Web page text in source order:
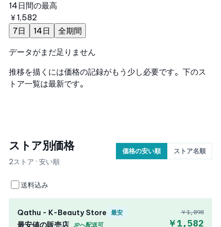
14日間の最高
￥1,582
7日
14日 全期間
データがまだ足りません
推移を描くには価格の記録がもう少し必要です。下のス
トア一覧は最新です。
ストア別価格
2ストア · 安い順
価格の安い順 ストア名順
送料込み
Qathu - K-Beauty Store 最安
最安値の販売店 JPへ配送可
￥1,898
￥1,582